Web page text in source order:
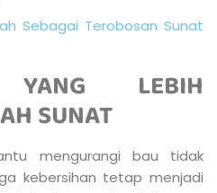
Sebagai Terobosan Sunat
YANG LEBIH
SUNAT
mengurangi bau tidak
kebersihan tetap menjadi